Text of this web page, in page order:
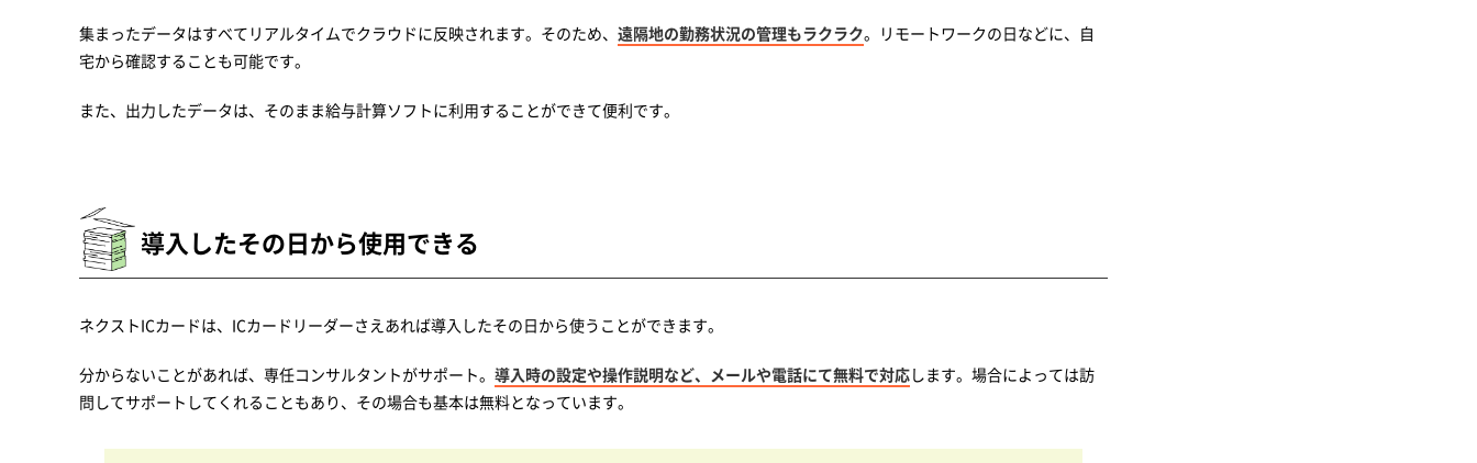
集まったデータはすべてリアルタイムでクラウドに反映されます。そのため、 遠隔地の勤務状況の管理もラクラク。リモートワークの日などに、自
宅から確認することも可能です。
また、出力したデータは、そのまま給与計算ソフトに利用することができて便利です。
導入したその日から使用できる
ネクストICカードは、ICカードリーダーさえあれば導入したその日から使うことができます。
分からないことがあれば、専任コンサルタントがサポート。 導入時の設定や操作説明など、メールや電話にて無料で対応します。場合によっては訪
問してサポートしてくれることもあり、その場合も基本は無料となっています。